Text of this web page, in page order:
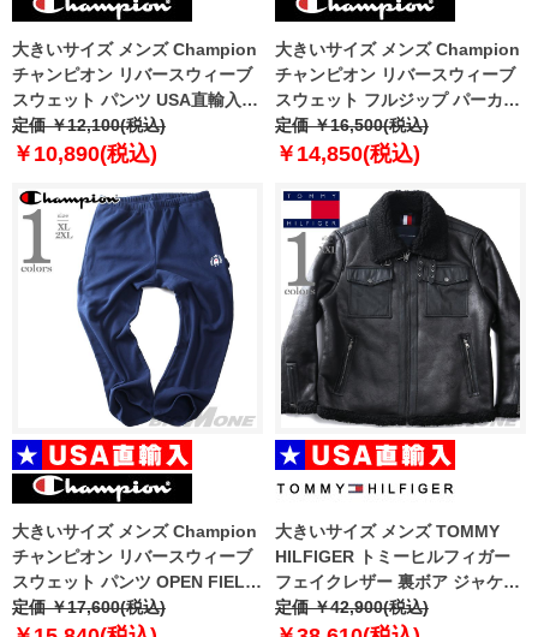
大きいサイズ メンズ Champion
チャンピオン リバースウィーブ
スウェット パンツ USA直輸入
gf71-y6146
定価 ￥12,100(税込)
￥10,890(税込)
大きいサイズ メンズ Champion
チャンピオン リバースウィーブ
スウェット フルジップ パーカー
USA直輸入 gf69-s4136
定価 ￥16,500(税込)
￥14,850(税込)
大きいサイズ メンズ Champion
チャンピオン リバースウィーブ
スウェット パンツ OPEN FIELD
SWEATPANTS USA直輸入
p4170-5861
定価 ￥17,600(税込)
大きいサイズ メンズ TOMMY
HILFIGER トミーヒルフィガー
フェイクレザー 裏ボア ジャケッ
ト USA直輸入 152as819
定価 ￥42,900(税込)